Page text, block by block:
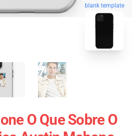
blank template
O Que Sobre O